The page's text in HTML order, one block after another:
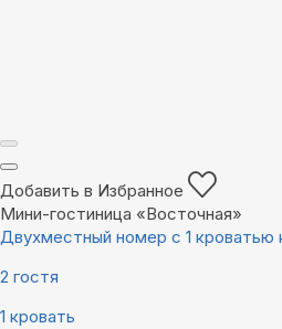
Добавить в Избранное
Мини-гостиница «Восточная»
Двухместный номер с 1 кроватью
2 гостя
1 кровать